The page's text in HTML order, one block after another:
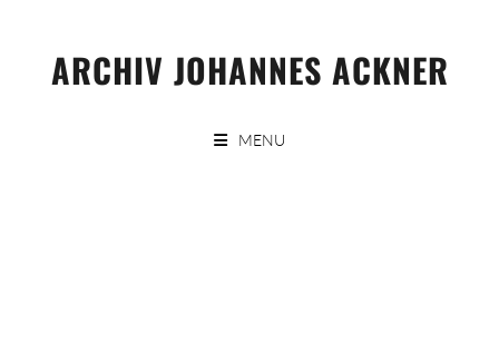
contentARCHIV JOHANNES ACKNER
MENU